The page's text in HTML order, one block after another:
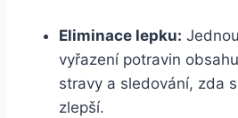
Eliminace lepku:
vyřazení potravin
stravy‍ a sledování, zda
zlepší.